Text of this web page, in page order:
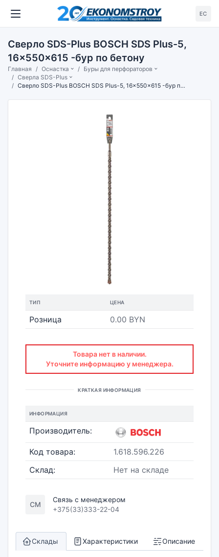
ЕС
Сверло SDS-Plus BOSCH SDS Plus-5,
16x550x615 -бур по бетону
Главная Оснастка
Буры для перфораторов
Сверла SDS-Plus
Сверло SDS-Plus BOSCH SDS Plus-5, 16x550x615 -бур по бетону
ТИП ЦЕНА
Розница 0.00 BYN
Товара нет в наличии.
Уточните информацию у менеджера.
КРАТКАЯ ИНФОРМАЦИЯ
ИНФОРМАЦИЯ
Производитель:
Код товара:
1.618.596.226
Склад:
Нет на складе
СМ
Связь с менеджером
+375(33)333-22-04
Склады Характеристики Описание